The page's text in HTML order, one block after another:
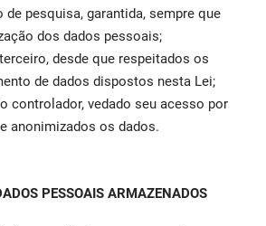
de pesquisa, garantida, sempre que
dos dados pessoais;
desde que respeitados os
de dados dispostos nesta Lei;
controlador, vedado seu acesso por
anonimizados os dados.
PESSOAIS ARMAZENADOS